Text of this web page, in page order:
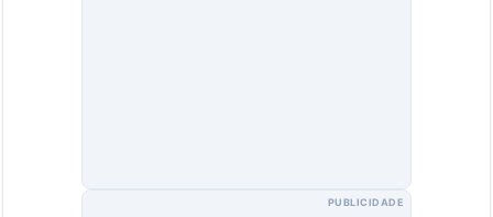
PUBLICIDADE